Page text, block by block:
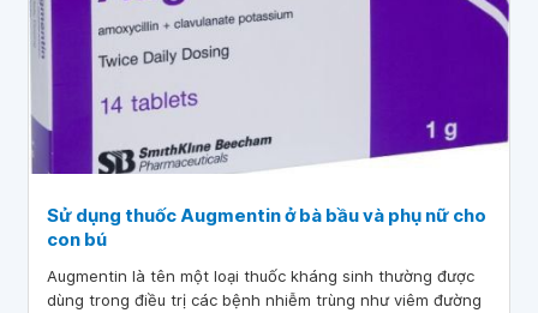
Sử dụng thuốc Augmentin ở bà bầu và phụ nữ cho
con bú
Augmentin là tên một loại thuốc kháng sinh thường được
dùng trong điều trị các bệnh nhiễm trùng như viêm đường